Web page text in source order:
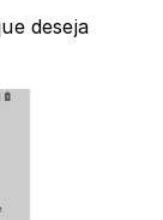
deseja